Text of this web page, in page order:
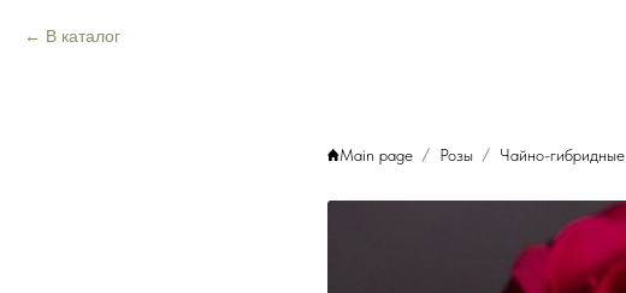
В каталог
Main page Розы Чайно-гибридные